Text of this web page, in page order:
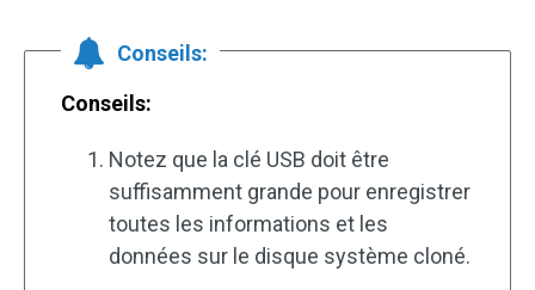
Conseils:
Conseils:
Notez que la clé USB doit être
suffisamment grande pour enregistrer
toutes les informations et les
données sur le disque système cloné.